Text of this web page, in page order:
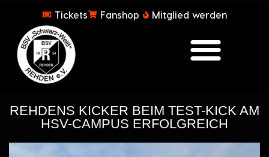
Tickets Fanshop Mitglied werden
REHDENS KICKER BEIM TEST-KICK AM
HSV-CAMPUS ERFOLGREICH